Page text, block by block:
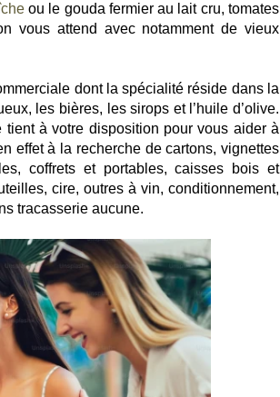
ou le gouda fermier au lait cru, tomates
vous attend avec notamment de vieux
dont la spécialité réside dans la
les bières, les sirops et l’huile d’olive.
à votre disposition pour vous aider à
effet à la recherche de cartons, vignettes
coffrets et portables, caisses bois et
cire, outres à vin, conditionnement,
tracasserie aucune.